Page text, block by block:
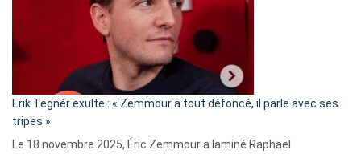
secrète
«
C’est
fake
Erik Tegnér exulte : « Zemmour a tout défoncé, il parle avec ses
tripes »
Le 18 novembre 2025, Éric Zemmour a laminé Raphaël